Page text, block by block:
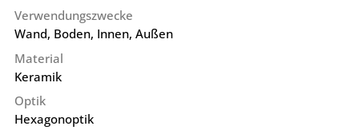
Verwendungszwecke
Wand, Boden, Innen, Außen
Material
Keramik
Optik
Hexagonoptik